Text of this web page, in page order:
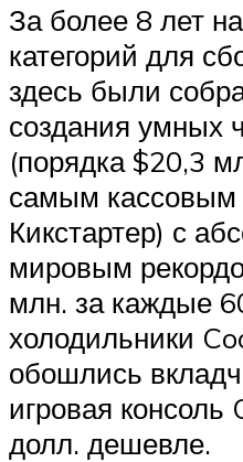
За более 8 лет
категорий для
здесь были
создания умных
(порядка $20,3
самым кассовым
Кикстартер) с
мировым
млн. за каждые
холодильники
обошлись
игровая
долл. дешевле.